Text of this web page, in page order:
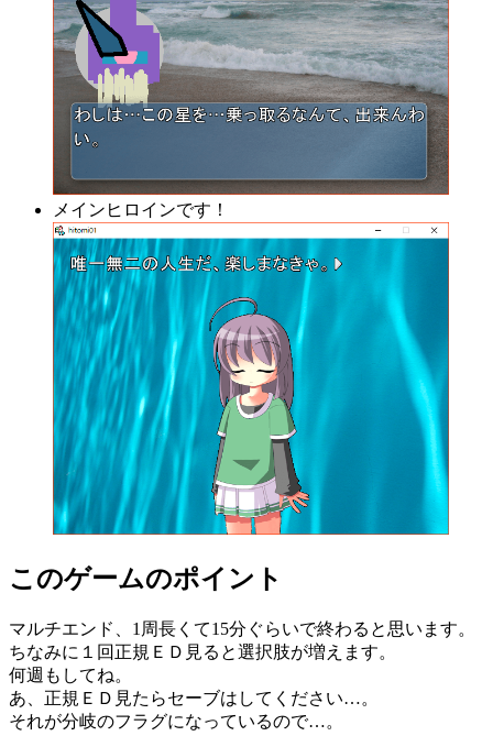
メインヒロインです！
このゲームのポイント
マルチエンド、1周長くて15分ぐらいで終わると思います。
ちなみに１回正規ＥＤ見ると選択肢が増えます。
何週もしてね。
あ、正規ＥＤ見たらセーブはしてください…。
それが分岐のフラグになっているので…。